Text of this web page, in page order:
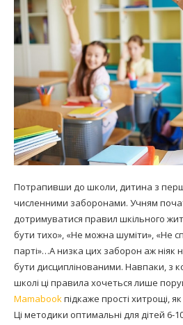
Потрапивши до школи, дитина з
численними заборонами. Учням
дотримуватися правил шкільного
бути тихо», «Не можна шуміти», «Не
парті»…А низка цих заборон аж ніяк
бути дисциплінованими. Навпаки, з
школі ці правила хочеться лише
Mamabookпідкаже прості хитрощі,
Ці методики оптимальні для дітей 6-